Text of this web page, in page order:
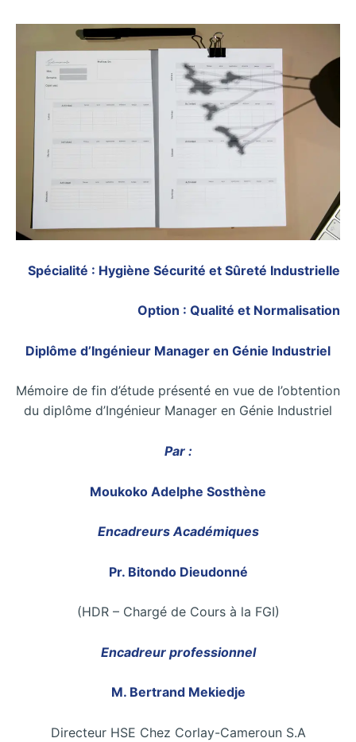
Spécialité : Hygiène Sécurité et Sûreté Industrielle
Option : Qualité et Normalisation
Diplôme d’Ingénieur Manager en Génie Industriel
Mémoire de fin d’étude présenté en vue de l’obtention
du diplôme d’Ingénieur Manager en Génie Industriel
Par :
Moukoko Adelphe Sosthène
Encadreurs Académiques
Pr. Bitondo Dieudonné
(HDR – Chargé de Cours à la FGI)
Encadreur professionnel
M. Bertrand Mekiedje
Directeur HSE Chez Corlay-Cameroun S.A